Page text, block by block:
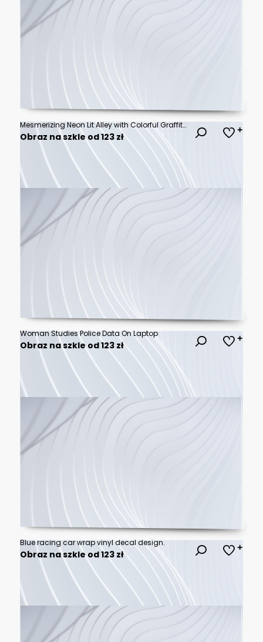
Mesmerizing Neon Lit Alley with Colorful Graffiti and Reflections in Puddles on a Rainy Night
Obraz na szkle od 123 zł
Woman Studies Police Data On Laptop
Obraz na szkle od 123 zł
Blue racing car wrap vinyl decal design.
Obraz na szkle od 123 zł